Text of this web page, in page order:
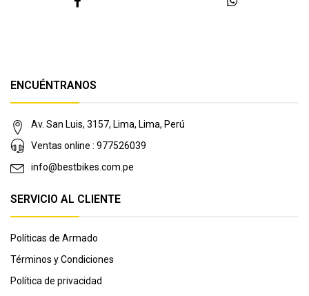
ENCUÉNTRANOS
Av. San Luis, 3157, Lima, Lima, Perú
Ventas online : 977526039
info@bestbikes.com.pe
SERVICIO AL CLIENTE
Políticas de Armado
Términos y Condiciones
Política de privacidad